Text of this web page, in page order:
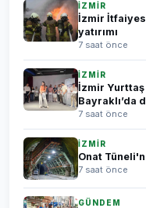
İZMİR
İzmir
yatırımı
7 saat önce
İZMİR
İzmir Yurttaş
Bayraklı’da
7 saat önce
İZMİR
Onat
7 saat önce
GÜNDEM